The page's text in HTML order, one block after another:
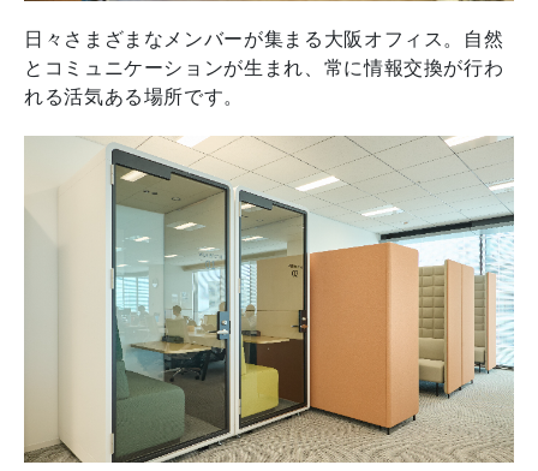
日々さまざまなメンバーが集まる大阪オフィス。自然
とコミュニケーションが生まれ、常に情報交換が行わ
れる活気ある場所です。